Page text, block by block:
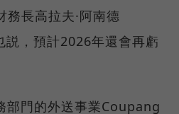
長高拉夫·阿南德
説，預計2026年還會再虧
部門的外送事業Coupang